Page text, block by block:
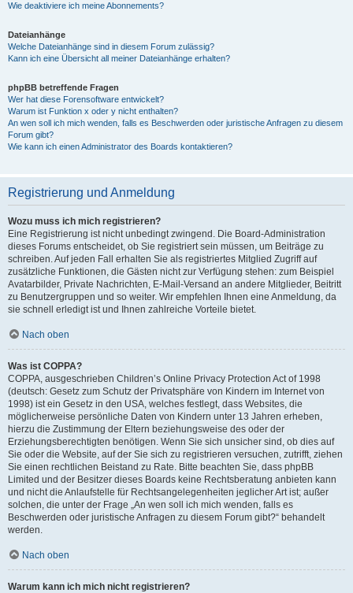
Wie deaktiviere ich meine Abonnements?
Dateianhänge
Welche Dateianhänge sind in diesem Forum zulässig?
Kann ich eine Übersicht all meiner Dateianhänge erhalten?
phpBB betreffende Fragen
Wer hat diese Forensoftware entwickelt?
Warum ist Funktion x oder y nicht enthalten?
An wen soll ich mich wenden, falls es Beschwerden oder juristische Anfragen zu diesem
Forum gibt?
Wie kann ich einen Administrator des Boards kontaktieren?
Registrierung und Anmeldung
Wozu muss ich mich registrieren?
Eine Registrierung ist nicht unbedingt zwingend. Die Board-Administration
dieses Forums entscheidet, ob Sie registriert sein müssen, um Beiträge zu
schreiben. Auf jeden Fall erhalten Sie als registriertes Mitglied Zugriff auf
zusätzliche Funktionen, die Gästen nicht zur Verfügung stehen: zum Beispiel
Avatarbilder, Private Nachrichten, E-Mail-Versand an andere Mitglieder, Beitritt
zu Benutzergruppen und so weiter. Wir empfehlen Ihnen eine Anmeldung, da
sie schnell erledigt ist und Ihnen zahlreiche Vorteile bietet.
Nach oben
Was ist COPPA?
COPPA, ausgeschrieben Children’s Online Privacy Protection Act of 1998
(deutsch: Gesetz zum Schutz der Privatsphäre von Kindern im Internet von
1998) ist ein Gesetz in den USA, welches festlegt, dass Websites, die
möglicherweise persönliche Daten von Kindern unter 13 Jahren erheben,
hierzu die Zustimmung der Eltern beziehungsweise des oder der
Erziehungsberechtigten benötigen. Wenn Sie sich unsicher sind, ob dies auf
Sie oder die Website, auf der Sie sich zu registrieren versuchen, zutrifft, ziehen
Sie einen rechtlichen Beistand zu Rate. Bitte beachten Sie, dass phpBB
Limited und der Besitzer dieses Boards keine Rechtsberatung anbieten kann
und nicht die Anlaufstelle für Rechtsangelegenheiten jeglicher Art ist; außer
solchen, die unter der Frage „An wen soll ich mich wenden, falls es
Beschwerden oder juristische Anfragen zu diesem Forum gibt?“ behandelt
werden.
Nach oben
Warum kann ich mich nicht registrieren?